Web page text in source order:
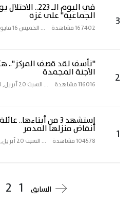
3
في اليوم الـ 223..
الجماعية" على غزة
167402 مشاهدة ...الخميس 16 مايو, 2024
2
"نأسف لقد قصف المركز"..
الأجنة المجمدة
116016 مشاهدة ...السبت 20 أبريل, 2024
1
استشهد 3 من
أنقاض منزلها المدمر
104578 مشاهدة ...السبت 20 أبريل, 2024
السابق 1
2